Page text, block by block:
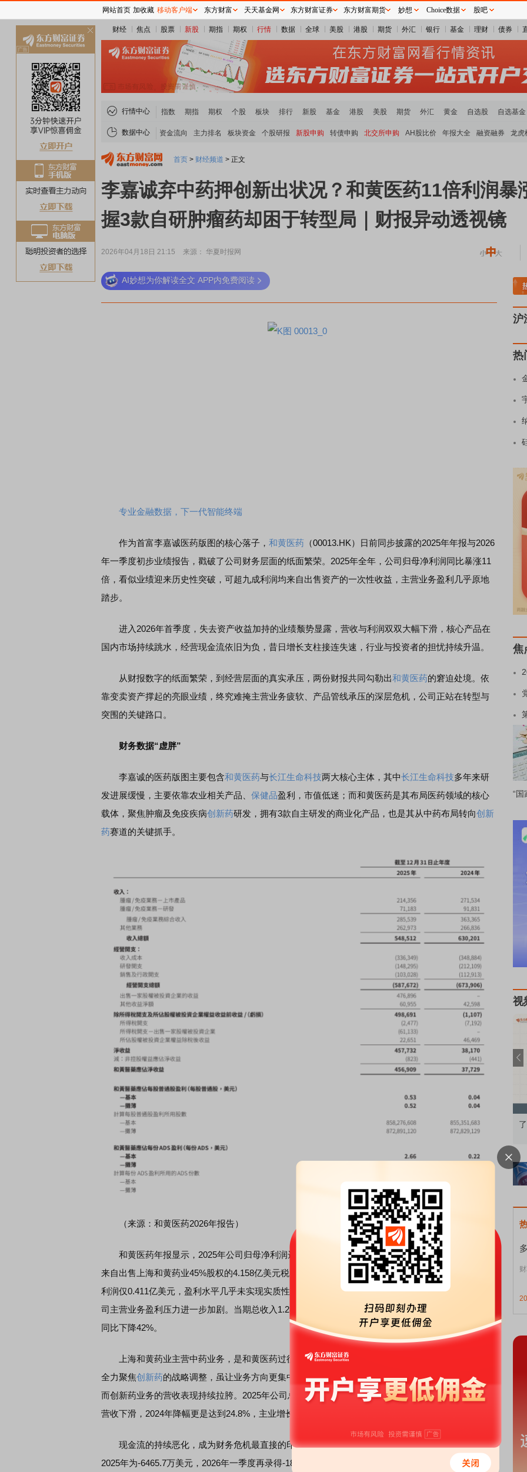
财经 焦点 股票 新股 期指 期权 行情 数据 全球 美股 港股 期货 外汇 银行 基金 理财 债券
行情中心 指数 期指 期权 个股 板块 排行 新股 基金 港股 美股 期货 外汇 黄金 自选股 自选基金
数据中心 资金流向 主力排名 板块资金 个股研报 新股申购 转债申购 北交所申购 AH股比价 年报大全 融资融券 龙虎
首页 > 财经频道 > 正文
李嘉诚弃中药押创新出状况？和黄医药11倍利润暴
握3款自研肿瘤药却困于转型局｜财报异动透视镜
2026年04月18日 21:15 来源： 华夏时报网
AI妙想为你解读全文 APP内免费阅读
专业金融数据，下一代智能终端
作为首富李嘉诚医药版图的核心落子， 和黄医药 （00013.HK）日前同步披露的2025年年报与2026
年一季度初步业绩报告，戳破了公司财务层面的纸面繁荣。2025年全年，公司归母净利润同比暴涨11
倍，看似业绩迎来历史性突破，可超九成利润均来自出售资产的一次性收益，主营业务盈利几乎原地
踏步。
进入2026年首季度，失去资产收益加持的业绩颓势显露，营收与利润双双大幅下滑，核心产品在
国内市场持续跳水，经营现金流依旧为负，昔日增长支柱接连失速，行业与投资者的担忧持续升温。
从财报数字的纸面繁荣，到经营层面的真实承压，两份财报共同勾勒出和黄医药的窘迫处境。依
靠变卖资产撑起的亮眼业绩，终究难掩主营业务疲软、产品管线承压的深层危机，公司正站在转型与
突围的关键路口。
财务数据“虚胖”
李嘉诚的医药版图主要包含和黄医药与长江生命科技两大核心主体，其中长江生命科技多年来研
发进展缓慢，主要依靠农业相关产品、 保健品盈利，市值低迷；而和黄医药是其布局医药领域的核心
载体，聚焦肿瘤及免疫疾病创新药研发，拥有3款自主研发的商业化产品，也是其从中药布局转向创新
药赛道的关键抓手。
（来源：和黄医药2026年报告）
和黄医药年报显示，2025年公司归母净利润达4.569亿美元，同比激增1111%，但其中91%的利润
来自出售上海和黄药业45%股权的4.158亿美元税后一次性收益，剔除这笔非经常性损益后，主业真实
利润仅0.411亿美元，盈利水平几乎未实现实质性增长。而在2026年一季度，失去资产收益支撑后，公
司主营业务盈利压力进一步加剧。当期总收入1.28亿美元，同比下滑18.7%；归母净利润0.32亿美元，
同比下降42%。
上海和黄药业主营中药业务，是和黄医药过往稳定的现金流来源，此次彻底剥离传统中药资产、
全力聚焦创新药的战略调整，虽让业务方向更集中，却也失去了现金流“压舱石”，经营风险随之陡增。
而创新药业务的营收表现持续拉胯。2025年公司总收入5.49亿美元，同比下滑13%，已是连续第二年
营收下滑，2024年降幅更是达到24.8%，主业增长动力面临枯竭之忧。
现金流的持续恶化，成为财务危机最直接的印证。和黄医药经营活动现金流已连续两年为负，
2025年为-6465.7万美元，2026年一季度再录得-1820万美元，主营业务“造血功能”堪忧，不仅无法创造
稀土板块领涨
沪
热
焦
“国
视
连线｜东方财富证券陈果：A股再平衡的
了解北交所知识 做理性投资者
网站首页 加收藏 移动客户端 东方财富 天天基金网 东方财富证券 东方财富期货 妙想 Choice数据 股吧
关